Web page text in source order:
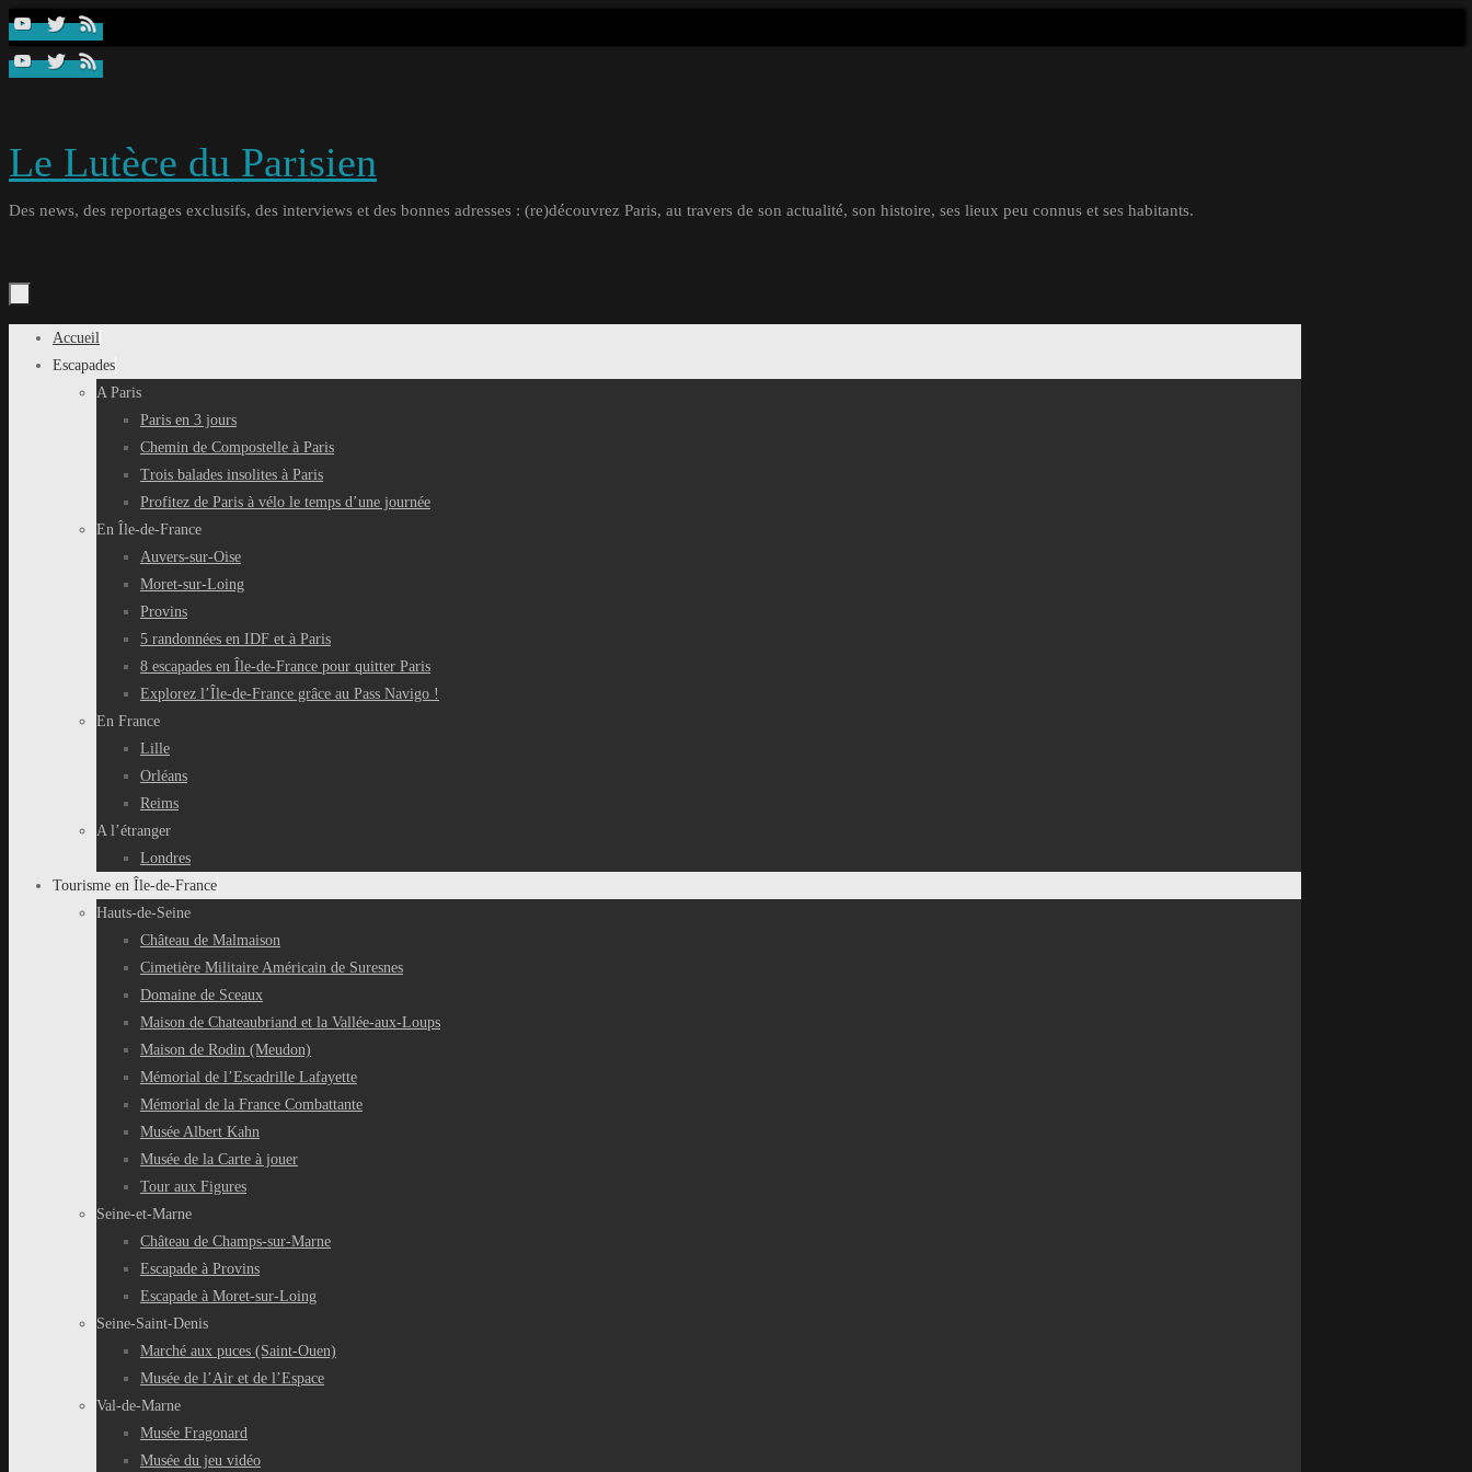
Passer
contenu
Le Lutèce du Parisien
Des news, des reportages exclusifs, des interviews et des bonnes adresses : (re)découvrez Paris, au travers de son actualité, son histoire, ses lieux peu connus et ses habitants.
Passer
Accueil
Escapades
A Paris
Paris en 3 jours
Chemin de Compostelle à Paris
Trois balades insolites à Paris
Profitez de Paris à vélo le temps d’une journée
En Île-de-France
Auvers-sur-Oise
Moret-sur-Loing
Provins
5 randonnées en IDF et à Paris
8 escapades en Île-de-France pour quitter Paris
Explorez l’Île-de-France grâce au Pass Navigo !
En France
Lille
Orléans
Reims
A l’étranger
Londres
Tourisme en Île-de-France
Hauts-de-Seine
Château de Malmaison
Cimetière Militaire Américain de Suresnes
Domaine de Sceaux
Maison de Chateaubriand et la Vallée-aux-Loups
Maison de Rodin (Meudon)
Mémorial de l’Escadrille Lafayette
Mémorial de la France Combattante
Musée Albert Kahn
Musée de la Carte à jouer
Tour aux Figures
Seine-et-Marne
Château de Champs-sur-Marne
Escapade à Provins
Escapade à Moret-sur-Loing
Seine-Saint-Denis
Marché aux puces (Saint-Ouen)
Musée de l’Air et de l’Espace
Val-de-Marne
Musée Fragonard
Musée du jeu vidéo